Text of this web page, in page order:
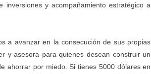
inversiones y acompañamiento estratégico a
a avanzar en la consecución de sus propias
y asesora para quienes desean construir un
ahorrar por miedo. Si tienes 5000 dólares en